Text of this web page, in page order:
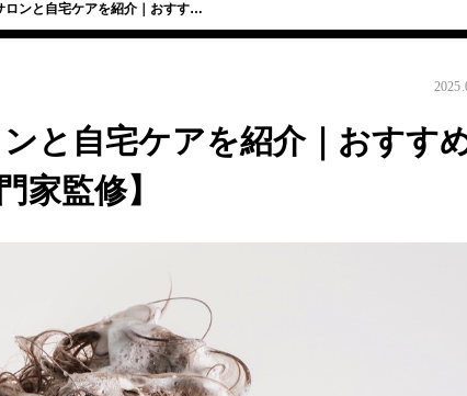
ロンと自宅ケアを紹介｜おすす…
と自宅ケアを紹介｜おすす
家監修】